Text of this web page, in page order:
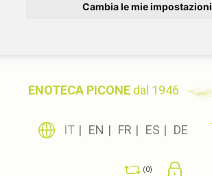
Cambia le mie impostazioni
ENOTECA PICONE dal 1946
IT EN FR ES DE
0